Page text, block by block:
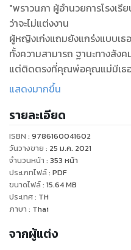
"พราวนภา ผู้อำนวยการโรงเ
ว่าจะไม่แต่งงาน
ผู้หญิงเก่งแถมยังแกร่งแบบเ
ทั้งความสามารถ ฐานะทางสัง
แต่ติดตรงที่คุณพ่อคุณแม่มีเธอ
และหวังจะเห็นเธอเป็นฝั่งเป็น
เป็นสามีกำมะลอ
บุญชูจำต้องทำตามความต้องกา
เพื่อความสบายใจของคุณพ่อคุ
ของเขา
แลกกับที่พราวนภาไม่ต้องควง
ภายใต้เงื่อนไข ‘ห้ามเคลิ้ม ห้ามอิ
แสดงมากขึ้น
รายละเอียด
ISBN : 9786160041602
วันวางขาย : 25 ม.ค. 2021
จำนวนหน้า : 353 หน้า
ประเภทไฟล์: PDF
ขนาดไฟล์: 15.64MB
ประเทศ: TH
ภาษา : Thai
จากผู้แต่ง